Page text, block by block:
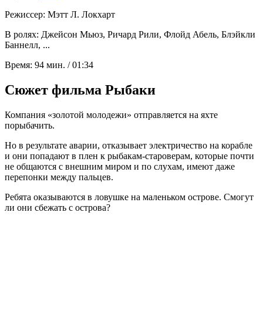
Режиссер: Мэтт Л. Локхарт
В ролях: Джейсон Мьюз, Ричард Рили, Флойд Абель, Блэйкли
Баннелл, ...
Время: 94 мин. / 01:34
Сюжет фильма Рыбаки
Компания «золотой молодежи» отправляется на яхте
порыбачить.
Но в результате аварии, отказывает электричество на корабле
и они попадают в плен к рыбакам-староверам, которые почти
не общаются с внешним миром и по слухам, имеют даже
перепонки между пальцев.
Ребята оказываются в ловушке на маленьком острове. Смогут
ли они сбежать с острова?